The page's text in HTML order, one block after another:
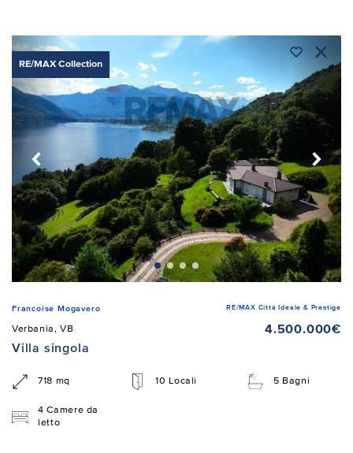
RE/MAX Collection
Francoise Mogavero RE/MAX Città Ideale & Prestige
Verbania, VB
4.500.000€
Villa singola
718 mq 10 Locali 5 Bagni
4 Camere da
letto